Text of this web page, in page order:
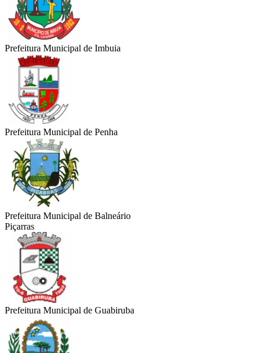
Prefeitura Municipal de Imbuia
Prefeitura Municipal de Penha
Prefeitura Municipal de Balneário
Piçarras
Prefeitura Municipal de Guabiruba